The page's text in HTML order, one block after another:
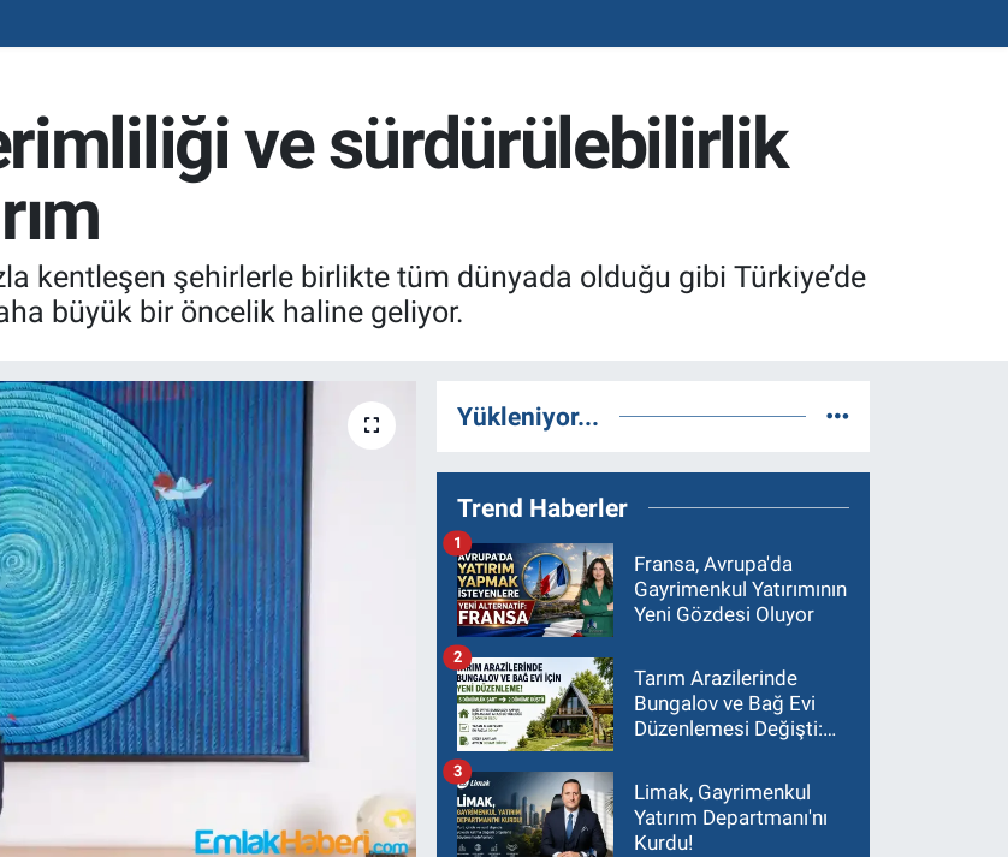
ve sürdürülebilirlik
kentleşen şehirlerle birlikte tüm dünyada olduğu gibi Türkiye’de
büyük bir öncelik haline geliyor.
Yükleniyor...
Trend Haberler
Fransa, Avrupa'da
Gayrimenkul Yatırımının
Yeni Gözdesi Oluyor
1
Tarım Arazilerinde
Bungalov ve Bağ Evi
Düzenlemesi Değişti:
Dönüme İndirildi
2
Limak, Gayrimenkul
Yatırım Departmanı'nı
Kurdu!
3